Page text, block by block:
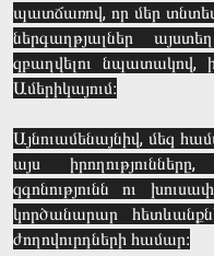
պատճառով, որ մեր
ներգաղթյալներ
զբաղվելու նպատակով,
Ամերիկայում։
Այնուամենայնիվ, մեզ
այս
զգոնությունն ու
կործանարար
ժողովուրդների համար։